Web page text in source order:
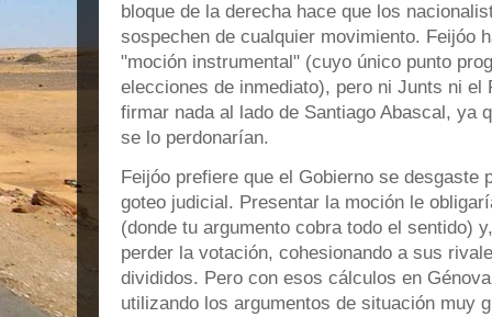
bloque de la derecha hace que los
sospechen de cualquier movimiento. Feijóo
"moción instrumental" (cuyo único punto
elecciones de inmediato), pero ni Junts ni el
firmar nada al lado de Santiago Abascal, ya
se lo perdonarían.
Feijóo prefiere que el Gobierno se desgaste
goteo judicial. Presentar la moción le
(donde tu argumento cobra todo el sentido)
perder la votación, cohesionando a sus
divididos. Pero con esos cálculos en
utilizando los argumentos de situación muy